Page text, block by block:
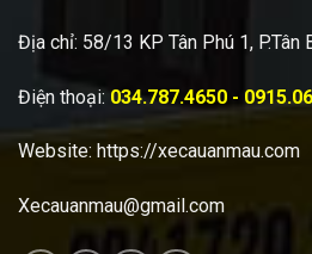
Địa chỉ: 58/13 KP Tân Phú 1, P.Tân
Điện thoại: 034.787.4650 -
Website: https://xecauanmau.com
Xecauanmau@gmail.com